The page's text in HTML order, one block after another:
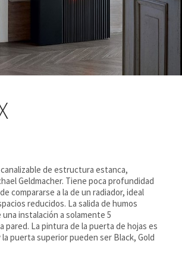
de estructura estanca,
Geldmacher. Tiene poca profundidad
compararse a la de un radiador, ideal
reducidos. La salida de humos
instalación a solamente 5
pared. La pintura de la puerta de hojas es
la puerta superior pueden ser Black, Gold